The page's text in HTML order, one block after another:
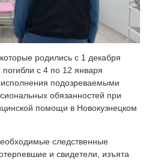
родились с 1 декабря
с 4 по 12 января
подозреваемыми
обязанностей при
помощи в Новокузнецком
следственные
и свидетели, изъята